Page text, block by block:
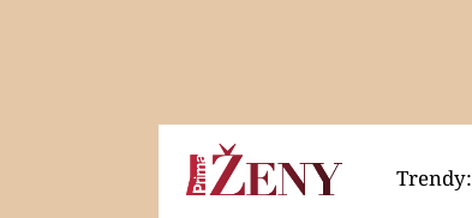
Horoskopy Video
Trendy: